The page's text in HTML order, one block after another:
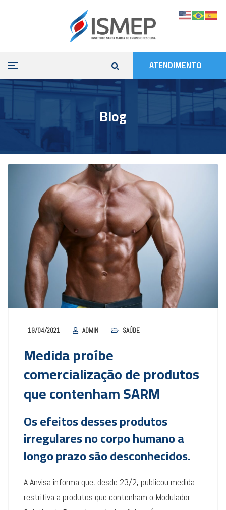
ATENDIMENTO
Blog
19/04/2021 ADMIN SAÚDE
Medida proíbe
comercialização de produtos
que contenham SARM
Os efeitos desses produtos
irregulares no corpo humano a
longo prazo são desconhecidos.
A Anvisa informa que, desde 23/2, publicou medida
restritiva a produtos que contenham o Modulador